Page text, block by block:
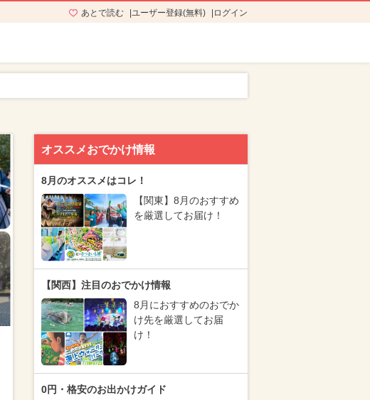
あとで読む ユーザー登録(無料) ログイン
オススメおでかけ情報
8月のオススメはコレ！
【関東】8月のおすすめ
を厳選してお届け！
【関西】注目のおでかけ情報
8月におすすめのおでか
け先を厳選してお届
け！
0円・格安のお出かけガイド